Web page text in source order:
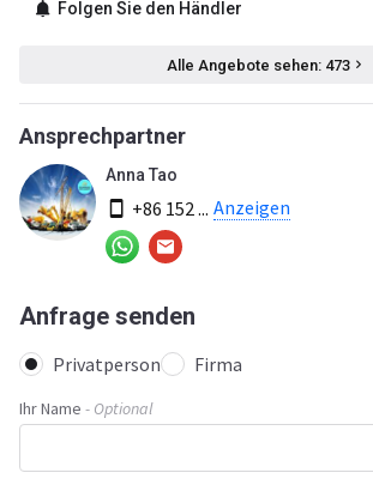
Folgen Sie den Händler
Alle Angebote sehen: 473
Ansprechpartner
Anna Tao
+86 152 ... Anzeigen
Anfrage senden
Privatperson Firma
Ihr Name - Optional